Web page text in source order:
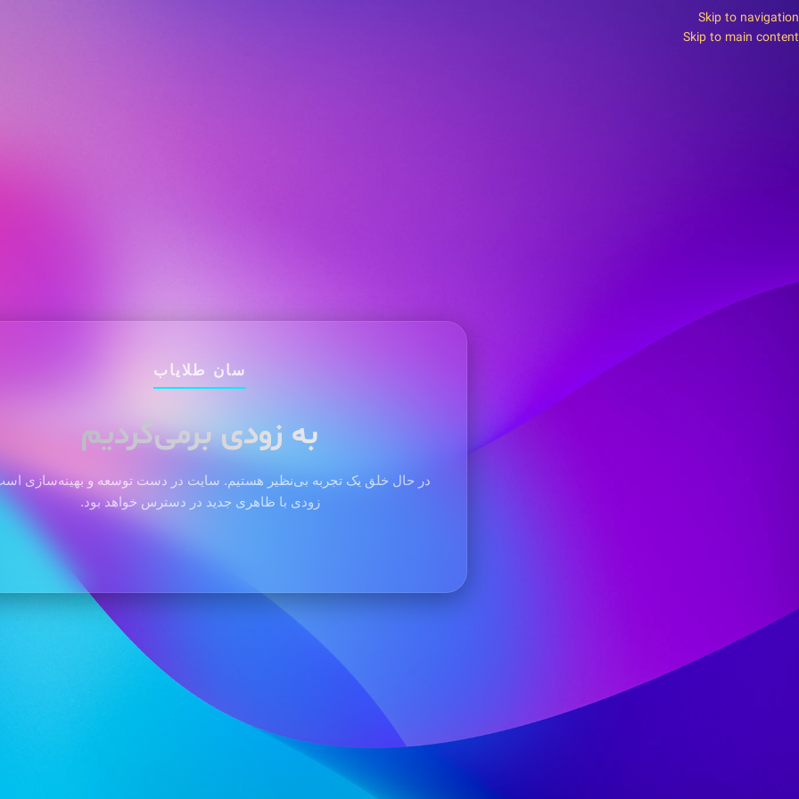
Skip to navigation
Skip to main content
سان طلایاب
به زودی برمی‌گردیم
در حال خلق یک تجربه بی‌نظیر هستیم. سایت در دست توسعه و بهینه‌سازی
زودی با ظاهری جدید در دسترس خواهد بود.